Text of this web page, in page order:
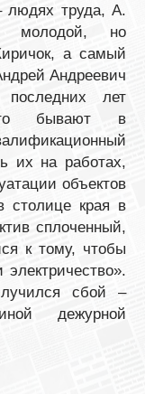
людях труда, А.
молодой, но
а самый
Андреевич
лет
бывают в
их на работах,
объектов
столице края в
сплоченный,
к тому, чтобы
сбой –
дежурной